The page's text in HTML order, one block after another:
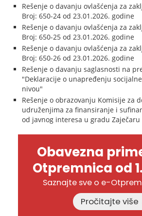
Rešenje o davanju ovlašćenja za
Broj: 650-24 od 23.01.2026. godine
Rešenje o davanju ovlašćenja za
Broj: 650-25 od 23.01.2026. godine
Rešenje o davanju ovlašćenja za
Broj: 650-26 od 23.01.2026. godine
Rešenje o davanju saglasnosti na
"Deklaracije o unapređenju
nivou"
Rešenje o obrazovanju Komisije za
udruženjima za finansiranje i
od javnog interesa u gradu Zaječaru
Obavezna
Otpremnica od
Saznajte sve o e-